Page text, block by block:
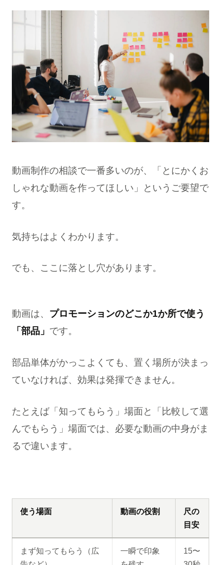
動画制作の相談で一番多いのが、「とにかくお
しゃれな動画を作ってほしい」というご要望で
す。
気持ちはよくわかります。
でも、ここに落とし穴があります。
動画は、 プロモーションのどこか1か所で使う
「部品」 です。
部品単体がかっこよくても、置く場所が決まっ
ていなければ、効果は発揮できません。
たとえば「知ってもらう」場面と「比較して選
んでもらう」場面では、必要な動画の中身がま
るで違います。
使う場面 動画の役割
尺の
目安
まず知ってもらう（広
一瞬で印象
15〜